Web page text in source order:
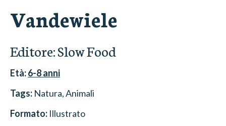
Vandewiele
Editore:Slow Food
Età:6-8anni
Tags: Natura, Animali
Formato: Illustrato